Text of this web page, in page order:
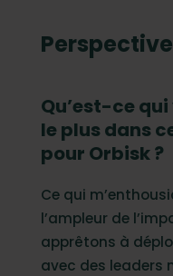
Qu’est-ce
le plus dans
pour Orbisk ?
Ce qui
l’ampleur de
apprêtons à
avec des leaders